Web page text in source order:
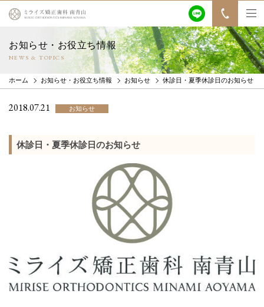
お知らせ・お役立ち情報
NEWS & TOPICS
ホーム お知らせ・お役立ち情報 お知らせ 休診日・夏季休診日のお知らせ
2018.07.21 お知らせ
休診日・夏季休診日のお知らせ